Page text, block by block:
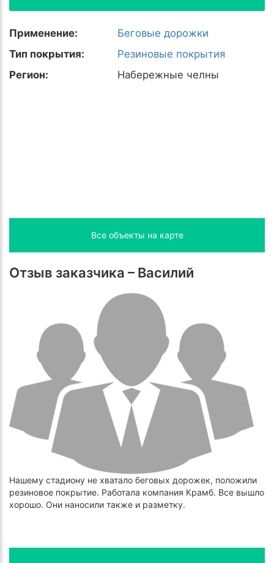
Применение:
Беговые дорожки
Тип покрытия:
Резиновые покрытия
Регион:
Набережные челны
Все объекты на карте
Отзыв заказчика – Василий
Нашему стадиону не хватало беговых дорожек, положили
резиновое покрытие. Работала компания Крамб. Все вышло
хорошо. Они наносили также и разметку.